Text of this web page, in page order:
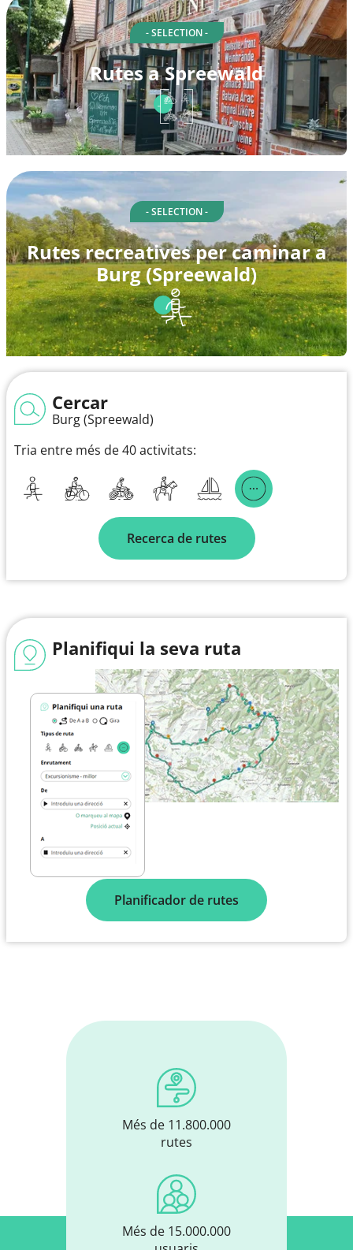
- SELECTION -
Rutes a Spreewald
- SELECTION -
Rutes recreatives per caminar a
Burg (Spreewald)
Cercar
Burg (Spreewald)
Tria entre més de 40 activitats:
Recerca de rutes
Planifiqui la seva ruta
Planificador de rutes
Més de 11.800.000
rutes
Més de 15.000.000